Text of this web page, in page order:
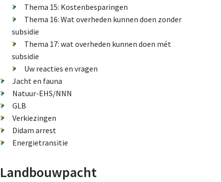
Thema 15: Kostenbesparingen
Thema 16: Wat overheden kunnen doen zonder
subsidie
Thema 17: wat overheden kunnen doen mét
subsidie
Uw reacties en vragen
Jacht en fauna
Natuur-EHS/NNN
GLB
Verkiezingen
Didam arrest
Energietransitie
Landbouwpacht
Contact